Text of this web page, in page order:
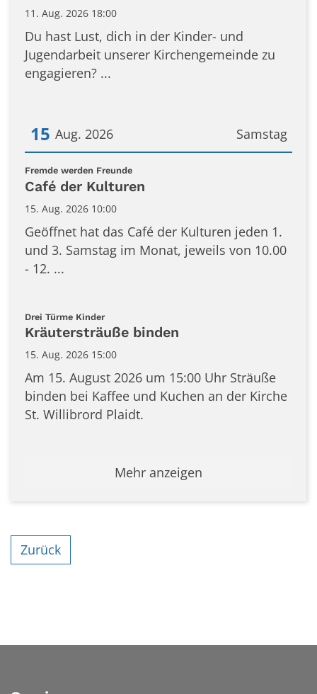
11. Aug. 2026 18:00
Du hast Lust, dich in der Kinder- und
Jugendarbeit unserer Kirchengemeinde zu
engagieren? ...
Samstag
15 Aug. 2026
Datum: 15. August 2026
Fremde werden Freunde:
Café der Kulturen
15. Aug. 2026 10:00
Geöffnet hat das Café der Kulturen jeden 1.
und 3. Samstag im Monat, jeweils von 10.00
- 12. ...
Drei Türme Kinder:
Kräutersträuße binden
15. Aug. 2026 15:00
Am 15. August 2026 um 15:00 Uhr Sträuße
binden bei Kaffee und Kuchen an der Kirche
St. Willibrord Plaidt.
Mehr anzeigen
Zurück